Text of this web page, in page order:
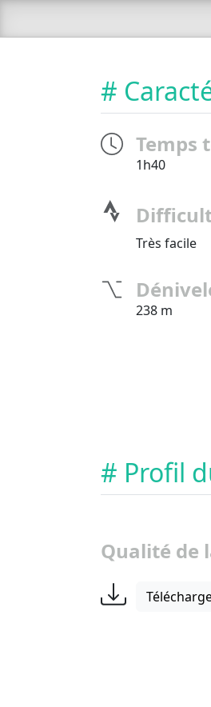
#
Temps
1h40
Très facile
238 m
# Profil
Qualité de